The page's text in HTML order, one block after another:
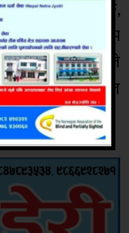
पार्किङ,
गर्दा पुर्व पश्चिम
नगरपालिकाले
देखि कागज सिमित